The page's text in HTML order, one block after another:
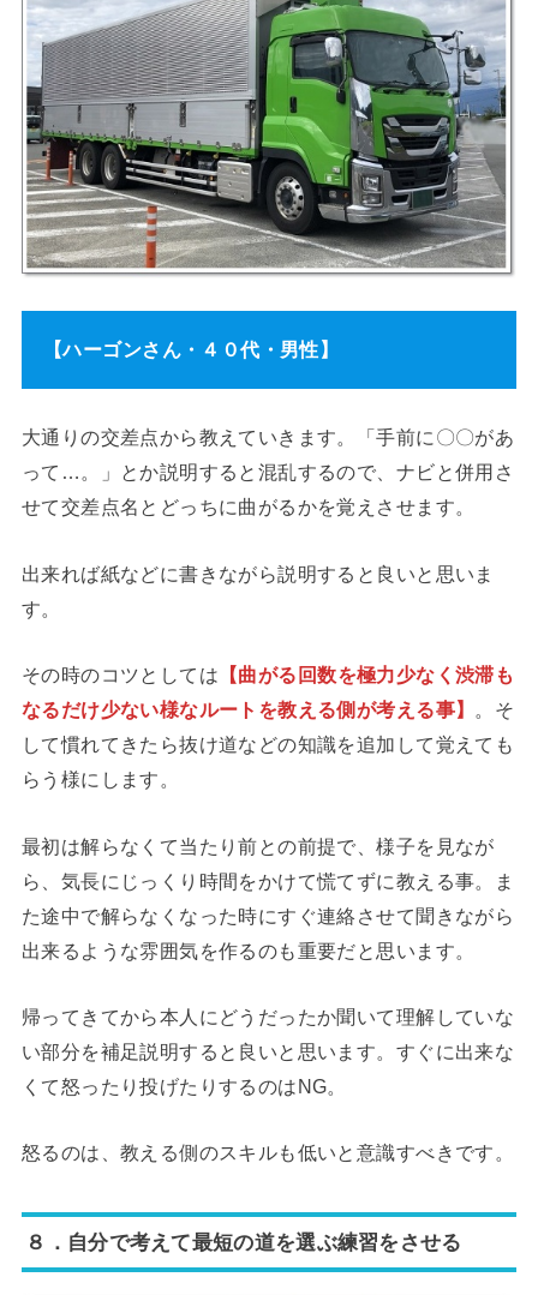
【ハーゴンさん・４０代・男性】
大通りの交差点から教えていきます。「手前に〇〇があ
って…。」とか説明すると混乱するので、ナビと併用さ
せて交差点名とどっちに曲がるかを覚えさせます。
出来れば紙などに書きながら説明すると良いと思いま
す。
その時のコツとしては 【曲がる回数を極力少なく渋滞も
なるだけ少ない様なルートを教える側が考える事】 。そ
して慣れてきたら抜け道などの知識を追加して覚えても
らう様にします。
最初は解らなくて当たり前との前提で、様子を見なが
ら、気長にじっくり時間をかけて慌てずに教える事。ま
た途中で解らなくなった時にすぐ連絡させて聞きながら
出来るような雰囲気を作るのも重要だと思います。
帰ってきてから本人にどうだったか聞いて理解していな
い部分を補足説明すると良いと思います。すぐに出来な
くて怒ったり投げたりするのはNG。
怒るのは、教える側のスキルも低いと意識すべきです。
８．自分で考えて最短の道を選ぶ練習をさせる